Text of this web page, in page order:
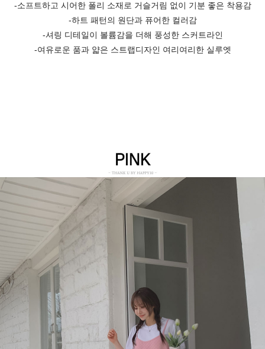
-소프트하고 시어한 폴리 소재로 거슬거림 없이 기분 좋은 착용감
-하트 패턴의 원단과 퓨어한 컬러감
-셔링 디테일이 볼륨감을 더해 풍성한 스커트라인
-여유로운 품과 얇은 스트랩디자인 여리여리한 실루엣